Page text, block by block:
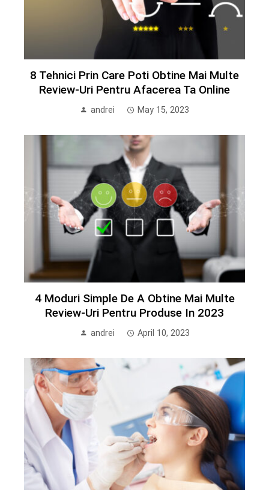
8 Tehnici Prin Care Poti Obtine Mai Multe
Review-Uri Pentru Afacerea Ta Online
andrei May 15, 2023
4 Moduri Simple De A Obtine Mai Multe
Review-Uri Pentru Produse In 2023
andrei April 10, 2023